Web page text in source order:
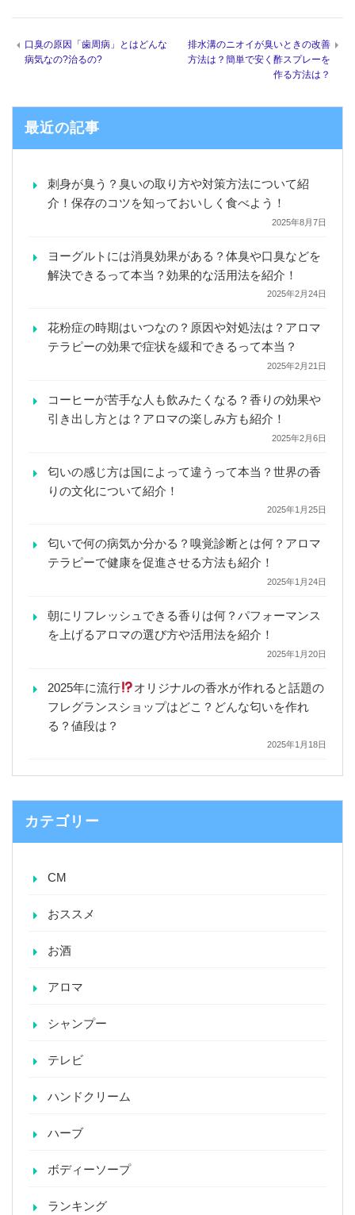
口臭の原因「歯周病」とはどんな
病気なの?治るの?
排水溝のニオイが臭いときの改善
方法は？簡単で安く酢スプレーを
作る方法は？
最近の記事
刺身が臭う？臭いの取り方や対策方法について紹
介！保存のコツを知っておいしく食べよう！
2025年8月7日
ヨーグルトには消臭効果がある？体臭や口臭などを
解決できるって本当？効果的な活用法を紹介！
2025年2月24日
花粉症の時期はいつなの？原因や対処法は？アロマ
テラピーの効果で症状を緩和できるって本当？
2025年2月21日
コーヒーが苦手な人も飲みたくなる？香りの効果や
引き出し方とは？アロマの楽しみ方も紹介！
2025年2月6日
匂いの感じ方は国によって違うって本当？世界の香
りの文化について紹介！
2025年1月25日
匂いで何の病気か分かる？嗅覚診断とは何？アロマ
テラピーで健康を促進させる方法も紹介！
2025年1月24日
朝にリフレッシュできる香りは何？パフォーマンス
を上げるアロマの選び方や活用法を紹介！
2025年1月20日
2025年に流行
オリジナルの香水が作れると話題の
フレグランスショップはどこ？どんな匂いを作れ
る？値段は？
2025年1月18日
カテゴリー
CM
おススメ
お酒
アロマ
シャンプー
テレビ
ハンドクリーム
ハーブ
ボディーソープ
ランキング